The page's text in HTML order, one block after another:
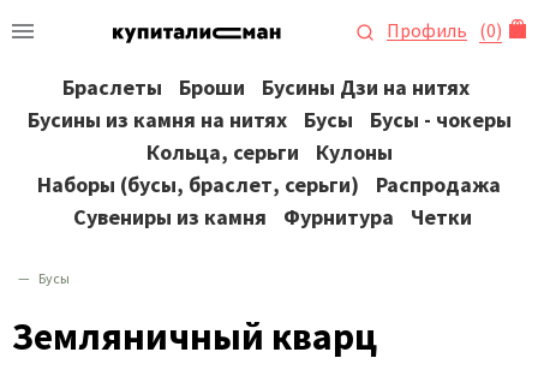
Профиль (0)
Браслеты Броши
Бусины Дзи на нитях
Бусины из камня на нитях
Бусы
Бусы - чокеры
Кольца, серьги
Кулоны
Наборы (бусы, браслет, серьги)
Распродажа
Сувениры из камня
Фурнитура Четки
Бусы
Земляничный кварц